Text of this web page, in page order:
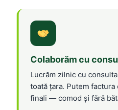
Colaborăm cu
Lucrăm zilnic cu
toată țara. Putem
finali — comod și fără